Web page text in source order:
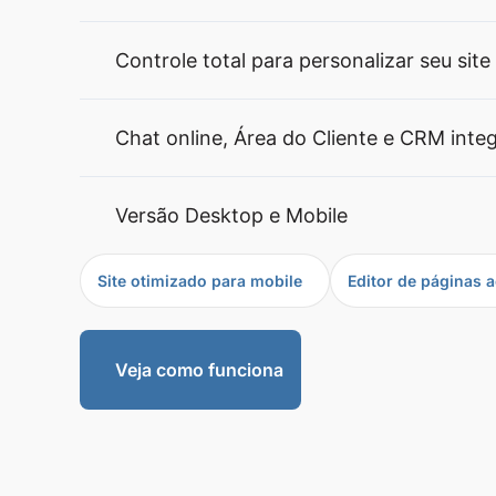
Controle total para personalizar seu site
Chat online, Área do Cliente e CRM
Versão Desktop e Mobile
Site otimizado para mobile Editor de páginas
Veja como funciona